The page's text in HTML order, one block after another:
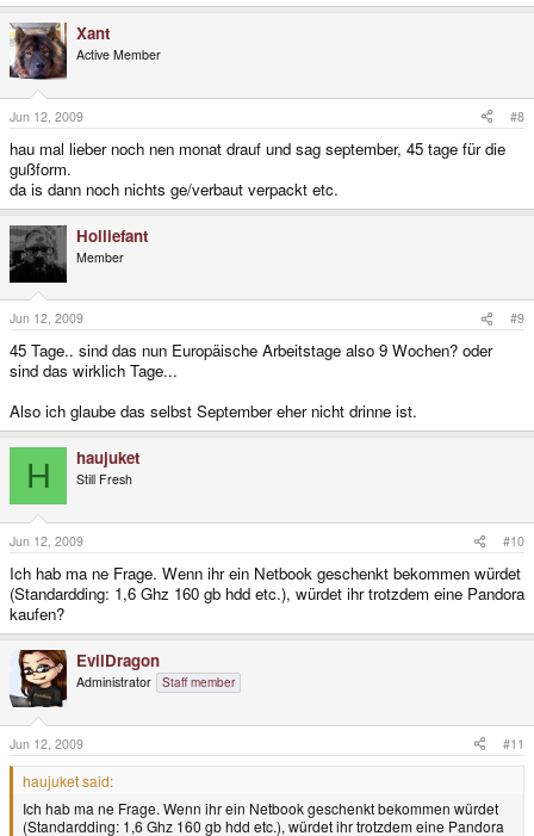
Xant
Active Member
Jun 12, 2009 #8
hau mal lieber noch nen monat drauf und sag september, 45 tage für die
gußform.
da is dann noch nichts ge/verbaut verpackt etc.
Holliefant
Member
Jun 12, 2009 #9
45 Tage.. sind das nun Europäische Arbeitstage also 9 Wochen? oder
sind das wirklich Tage...
Also ich glaube das selbst September eher nicht drinne ist.
H haujuket
Still Fresh
Jun 12, 2009 #10
Ich hab ma ne Frage. Wenn ihr ein Netbook geschenkt bekommen würdet
(Standardding: 1,6 Ghz 160 gb hdd etc.), würdet ihr trotzdem eine Pandora
kaufen?
EvilDragon
Administrator Staff member
Jun 12, 2009 #11
haujuket said:
Ich hab ma ne Frage. Wenn ihr ein Netbook geschenkt bekommen würdet
(Standardding: 1,6 Ghz 160 gb hdd etc.), würdet ihr trotzdem eine Pandora